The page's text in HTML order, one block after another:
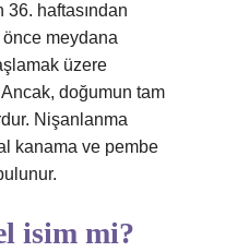
haftasından
meydana
üzere
doğumun tam
Nişanlanma
kanama ve pembe
isim mi?